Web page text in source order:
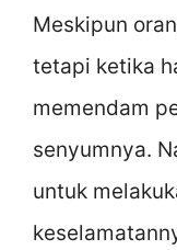
Meskipun
tetapi ketika
memendam
senyumnya.
untuk